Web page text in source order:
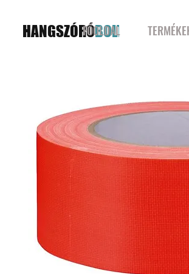
HANGSZÓRÓBOLT
FŐOLDAL